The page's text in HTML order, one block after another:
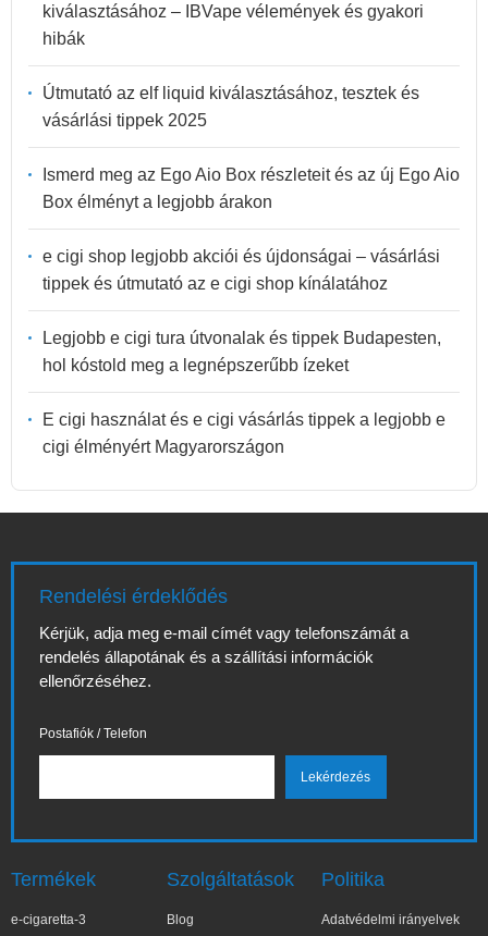
kiválasztásához – IBVape vélemények és gyakori
hibák
Útmutató az elf liquid kiválasztásához, tesztek és
vásárlási tippek 2025
Ismerd meg az Ego Aio Box részleteit és az új Ego Aio
Box élményt a legjobb árakon
e cigi shop legjobb akciói és újdonságai – vásárlási
tippek és útmutató az e cigi shop kínálatához
Legjobb e cigi tura útvonalak és tippek Budapesten,
hol kóstold meg a legnépszerűbb ízeket
E cigi használat és e cigi vásárlás tippek a legjobb e
cigi élményért Magyarországon
Rendelési érdeklődés
Kérjük, adja meg e-mail címét vagy telefonszámát a
rendelés állapotának és a szállítási információk
ellenőrzéséhez.
Postafiók / Telefon
Termékek
e-cigaretta-3
Szolgáltatások
Blog
Politika
Adatvédelmi irányelvek